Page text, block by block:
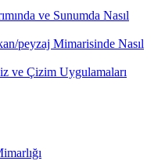
ve Sunumda Nasıl
peyzaj Mimarisinde Nasıl
ve Çizim Uygulamaları